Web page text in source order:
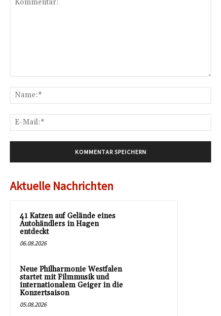
Aktuelle Nachrichten
41 Katzen auf Gelände eines
Autohändlers in Hagen
entdeckt
06.08.2026
Neue Philharmonie Westfalen
startet mit Filmmusik und
internationalem Geiger in die
Konzertsaison
05.08.2026